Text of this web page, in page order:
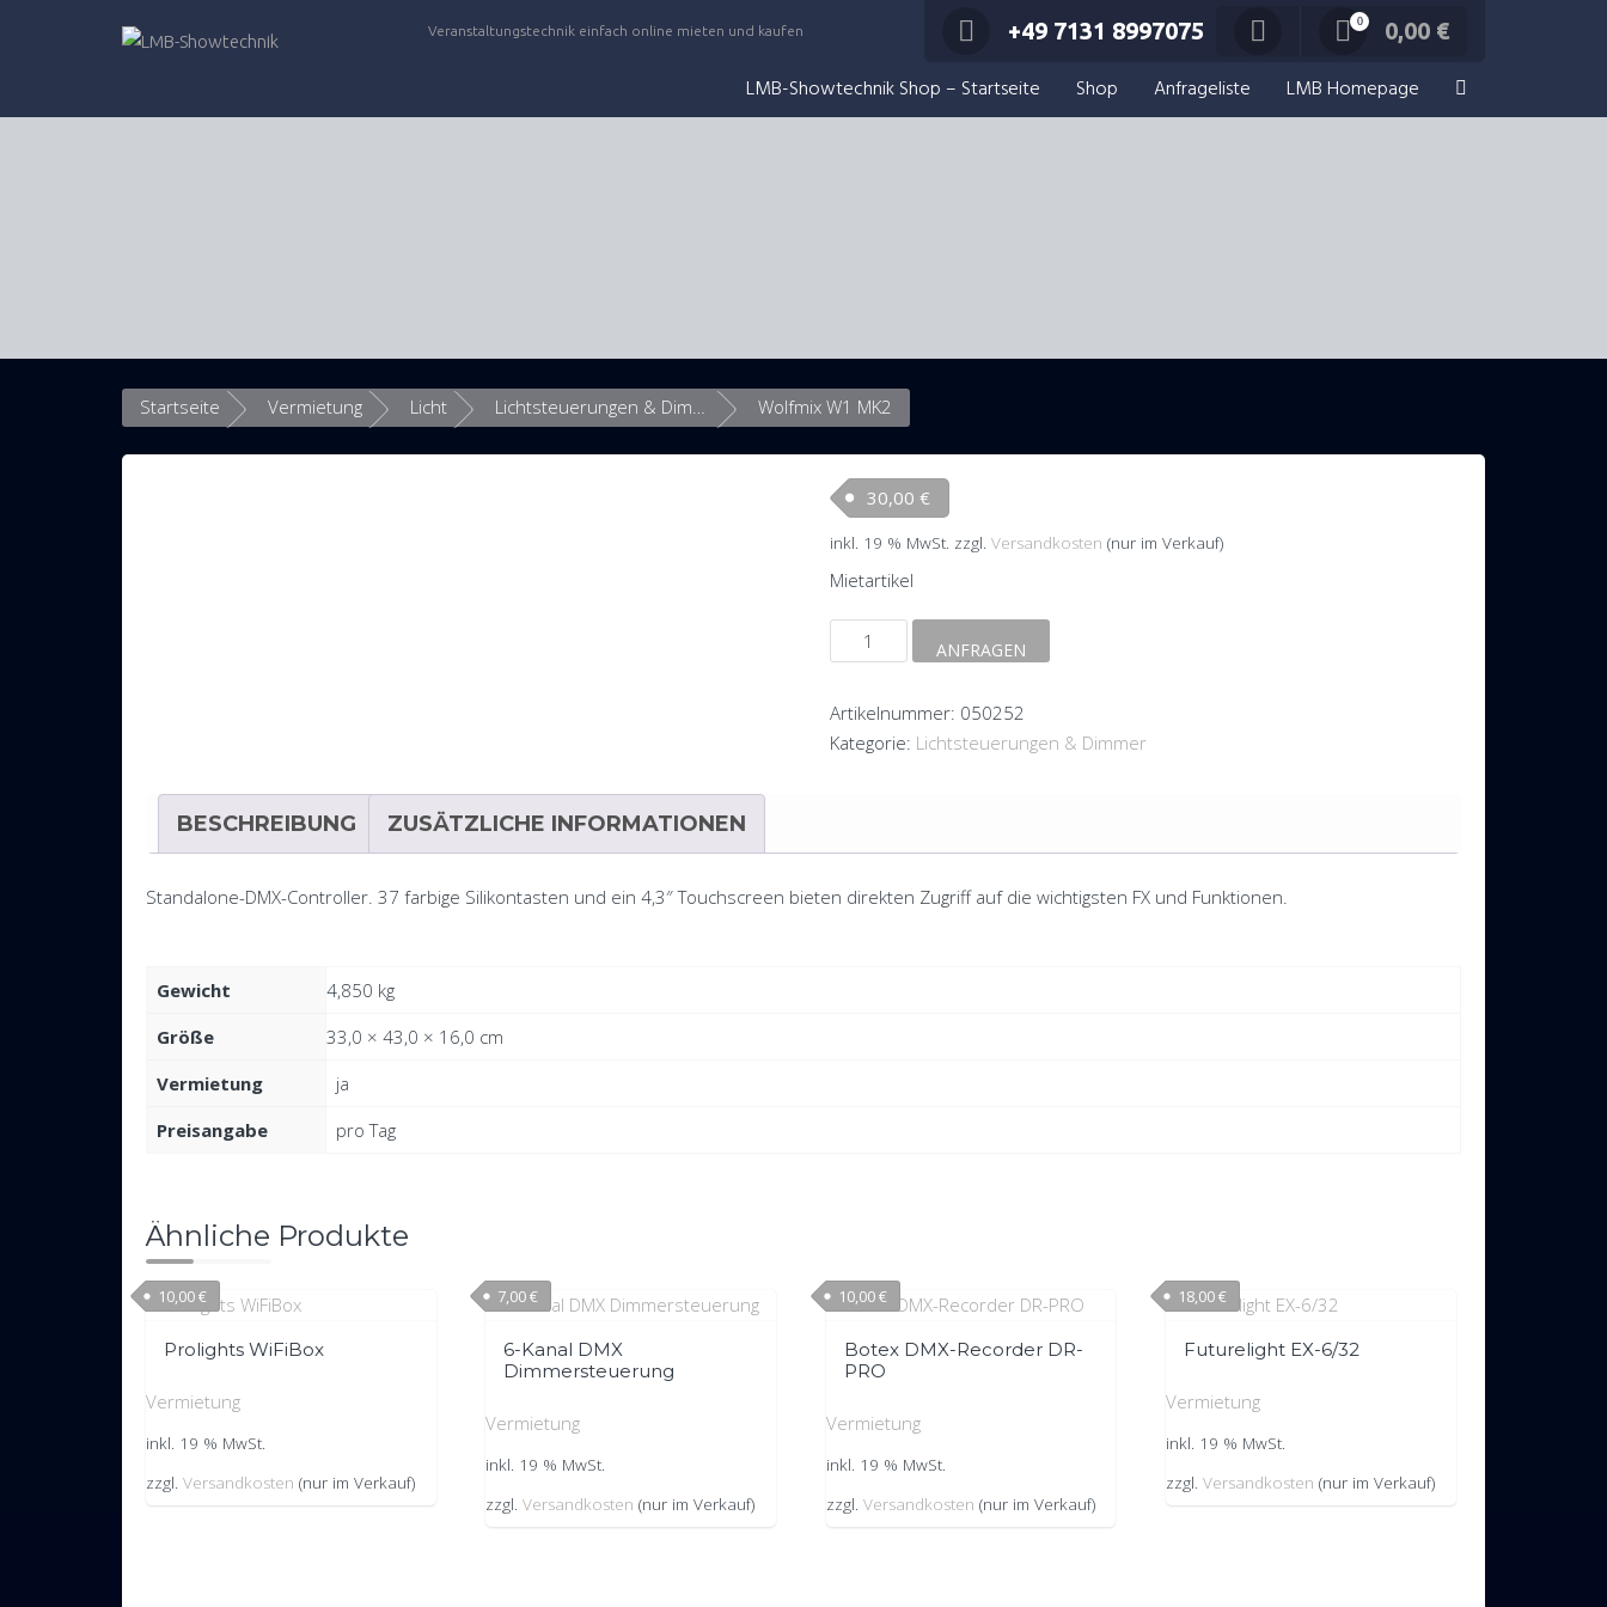
Veranstaltungstechnik einfach online mieten und kaufen +49 7131 8997075 0 0,00 €
LMB-Showtechnik Shop – Startseite Shop Anfrageliste LMB Homepage
Startseite Vermietung Licht Lichtsteuerungen & Dimmer Wolfmix W1 MK2
30,00 €
inkl. 19 % MwSt. zzgl. Versandkosten (nur im Verkauf)
Mietartikel
Wolfmix
W1
Menge
ANFRAGEN
Artikelnummer: 050252
Kategorie: Lichtsteuerungen & Dimmer
BESCHREIBUNG ZUSÄTZLICHE INFORMATIONEN
Standalone-DMX-Controller. 37 farbige Silikontasten und ein 4,3″ Touchscreen bieten direkten Zugriff auf die wichtigsten FX und Funktionen.
Gewicht
4,850 kg
Größe
33,0 × 43,0 × 16,0 cm
Vermietung
ja
Preisangabe
pro Tag
Ähnliche Produkte
Prolights WiFiBox
10,00€
Vermietung
inkl. 19 % MwSt.
zzgl. Versandkosten (nur im Verkauf)
6-Kanal DMX
Dimmersteuerung
7,00€
Vermietung
inkl. 19 % MwSt.
zzgl.Versandkosten (nur im Verkauf)
Botex DMX-Recorder DR-
PRO
10,00€
Vermietung
inkl. 19 % MwSt.
zzgl. Versandkosten (nur im Verkauf)
Futurelight EX-6/32
18,00€
Vermietung
inkl. 19 % MwSt.
zzgl.Versandkosten (nur im Verkauf)